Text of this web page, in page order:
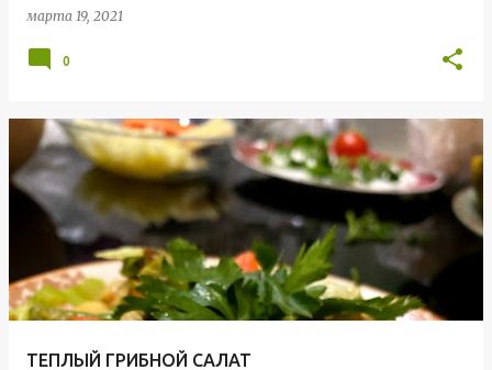
марта 19, 2021
0
ТЕПЛЫЙ ГРИБНОЙ САЛАТ